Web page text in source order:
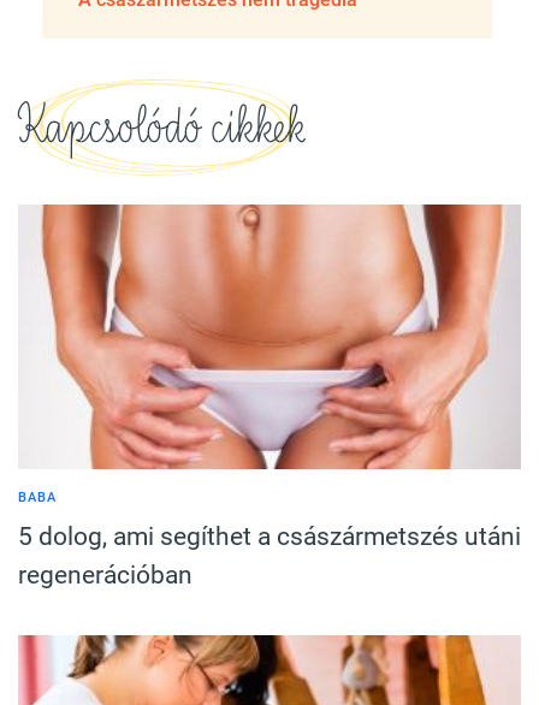
Kapcsolódó cikkek
BABA
5 dolog, ami segíthet a császármetszés utáni
regenerációban